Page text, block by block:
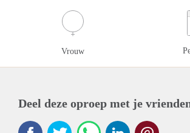
Vrouw
Deel deze oproep met je